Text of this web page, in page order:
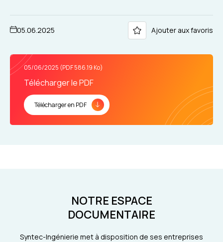
05.06.2025 Ajouter aux favoris
05/06/2025 (PDF 586.19 Ko)
Télécharger le PDF
Télécharger en PDF
NOTRE ESPACE
DOCUMENTAIRE
Syntec-Ingénierie met à disposition de ses entreprises